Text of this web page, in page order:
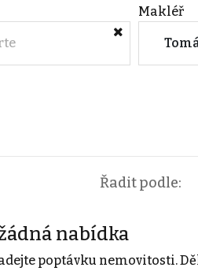
Makléř
Řadit podle:
nabídka
poptávku nemovitosti.